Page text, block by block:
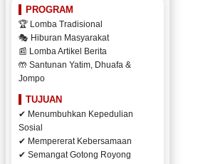
PROGRAM
🏆 Lomba Tradisional
🎭 Hiburan Masyarakat
📰 Lomba Artikel Berita
🤲 Santunan Yatim, Dhuafa &
Jompo
TUJUAN
✔ Menumbuhkan Kepedulian
Sosial
✔ Mempererat Kebersamaan
✔ Semangat Gotong Royong